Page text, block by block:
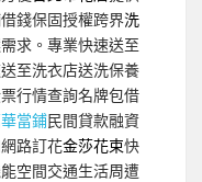
錢保固授權跨界洗
求。專業快速送至
至洗衣店送洗保養
行情查詢名牌包借
當鋪民間貸款融資
路訂花金莎花束快
空間交通生活周遭